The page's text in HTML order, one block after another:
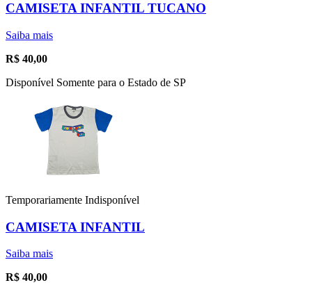
CAMISETA INFANTIL TUCANO
Saiba mais
R$ 40,00
Disponível Somente para o Estado de SP
Temporariamente Indisponível
CAMISETA INFANTIL
Saiba mais
R$ 40,00